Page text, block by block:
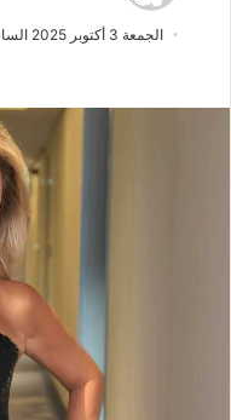
ب
ل
ى
X
الجمعة 3 أكتوبر 2025 الساعة 5:35 ص